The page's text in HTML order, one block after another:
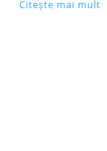
Citește mai mult